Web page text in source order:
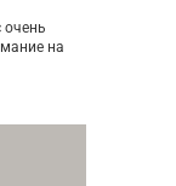
очень
на